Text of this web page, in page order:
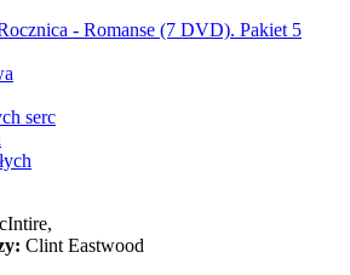
- Romanse (7 DVD). Pakiet 5
serc
Clint Eastwood